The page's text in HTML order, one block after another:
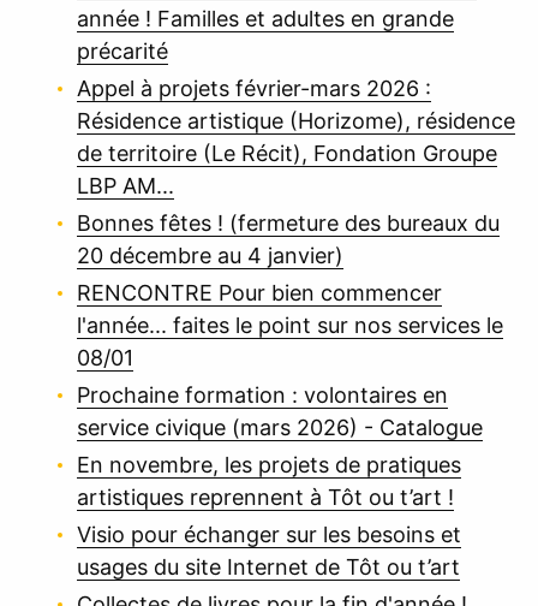
année ! Familles et adultes en grande
précarité
Appel à projets février-mars 2026 :
Résidence artistique (Horizome), résidence
de territoire (Le Récit), Fondation Groupe
LBP AM...
Bonnes fêtes ! (fermeture des bureaux du
20 décembre au 4 janvier)
RENCONTRE Pour bien commencer
l'année... faites le point sur nos services le
08/01
Prochaine formation : volontaires en
service civique (mars 2026) - Catalogue
En novembre, les projets de pratiques
artistiques reprennent à Tôt ou t’art !
Visio pour échanger sur les besoins et
usages du site Internet de Tôt ou t’art